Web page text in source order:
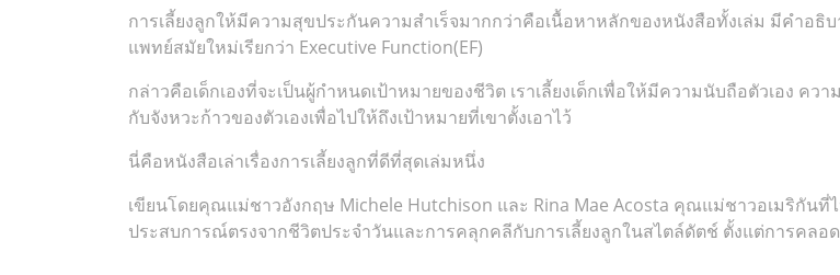
การเลี้ยงลูกให้มีความสุขประกันความสำเร็จมากกว่าคือเนื้อหาหลักของหนังสือทั้งเล่ม มีคำอ
แพทย์สมัยใหม่เรียกว่า Executive Function(EF)
กล่าวคือเด็กเองที่จะเป็นผู้กำหนดเป้าหมายของชีวิต เราเลี้ยงเด็กเพื่อให้มีความนับถือตัวเอง ค
กับจังหวะก้าวของตัวเองเพื่อไปให้ถึงเป้าหมายที่เขาตั้งเอาไว้
นี่คือหนังสือเล่าเรื่องการเลี้ยงลูกที่ดีที่สุดเล่มหนึ่ง
เขียนโดยคุณแม่ชาวอังกฤษ Michele Hutchison และ Rina Mae Acosta คุณแม่ชาวอเมริกันที่
ประสบการณ์ตรงจากชีวิตประจำวันและการคลุกคลีกับการเลี้ยงลูกในสไตล์ดัตช์ ตั้งแต่การคลอด